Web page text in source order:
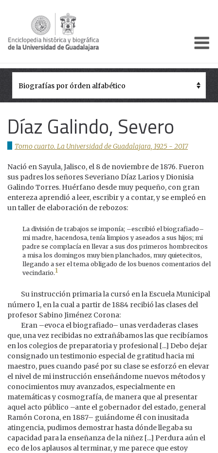
Presentación
Biografías
Galería
Documentos institucionales
Díaz Galindo, Severo
Tomo cuarto. La Universidad de Guadalajara, 1925 - 2017
Nació en Sayula, Jalisco, el 8 de noviembre de 1876. Fueron
sus padres los señores Severiano Díaz Larios y Dionisia
Galindo Torres. Huérfano desde muy pequeño, con gran
entereza aprendió a leer, escribir y a contar, y se empleó en
un taller de elaboración de rebozos:
La división de trabajos se imponía; –escribió el biografiado–
mi madre, hacendosa, tenía limpios y aseados a sus hijos; mi
padre se complacía en llevar a sus dos primeros hombrecitos
a misa los domingos muy bien planchados, muy quietecitos,
llegando a ser el tema obligado de los buenos comentarios del
vecindario.1
Su instrucción primaria la cursó en la Escuela Municipal
número 1, en la cual a partir de 1884 recibió las clases del
profesor Sabino Jiménez Corona:
Eran –evoca el biografiado– unas verdaderas clases
que, una vez recibidas no extrañábamos las que recibíamos
en los colegios de preparatoria y profesional [...] Debo dejar
consignado un testimonio especial de gratitud hacia mi
maestro, pues cuando pasé por su clase se esforzó en elevar
el nivel de mi instrucción enseñándome nuevos métodos y
conocimientos muy avanzados, especialmente en
matemáticas y cosmografía, de manera que al presentar
aquel acto público –ante el gobernador del estado, general
Ramón Corona, en 1887– guiándome él con inusitada
atingencia, pudimos demostrar hasta dónde llegaba su
capacidad para la enseñanza de la niñez [...] Perdura aún el
eco de los aplausos al terminar, y me parece que estoy